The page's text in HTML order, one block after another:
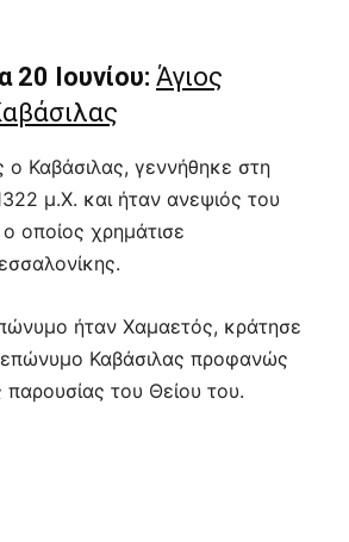
20 Ιουνίου: Άγιος
ο Καβάσιλας, γεννήθηκε στη
μ.Χ. και ήταν ανεψιός του
οποίος χρημάτισε
ήταν Χαμαετός, κράτησε
Καβάσιλας προφανώς
του Θείου του.